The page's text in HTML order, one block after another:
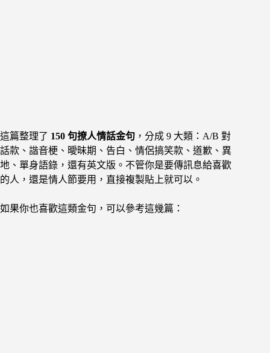
這篇整理了 150 句撩人情話金句 ，分成 9 大類：A/B 對
話款、諧音梗、曖昧期、告白、情侶搞笑款、道歉、異
地、單身語錄，還有英文版。不管你是要傳訊息給喜歡
的人，還是情人節要用，直接複製貼上就可以。
如果你也喜歡這類金句，可以參考這幾篇：